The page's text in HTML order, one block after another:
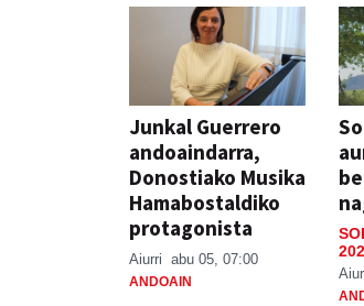
Junkal Guerrero
andoaindarra,
Donostiako Musika
Hamabostaldiko
protagonista
Aiurri abu 05, 07:00
ANDOAIN